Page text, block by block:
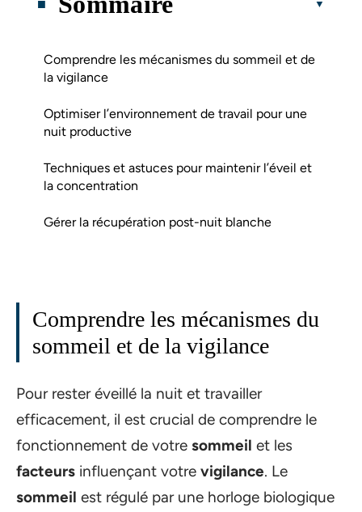
Comprendre les mécanismes du sommeil et de
la vigilance
Optimiser l’environnement de travail pour une
nuit productive
Techniques et astuces pour maintenir l’éveil et
la concentration
Gérer la récupération post-nuit blanche
Comprendre les mécanismes du
sommeil et de la vigilance
Pour rester éveillé la nuit et travailler
efficacement, il est crucial de comprendre le
fonctionnement de votre sommeil et les
facteurs influençant votre vigilance. Le
sommeil est régulé par une horloge biologique